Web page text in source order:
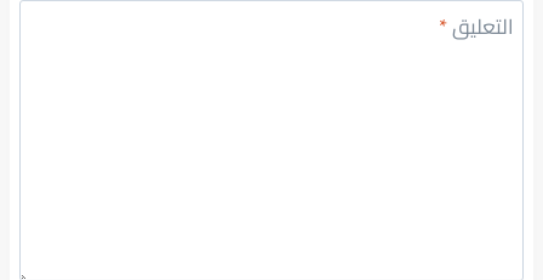
التعليق*